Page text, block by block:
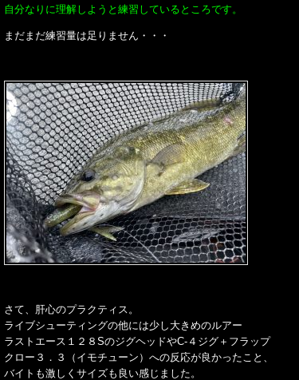
自分なりに理解しようと練習しているところです。
まだまだ練習量は足りません・・・
さて、肝心のプラクティス。
ライブシューティングの他には少し大きめのルアー
ラストエース１２８SのジグヘッドやC-４ジグ＋フラップ
クロー３．３（イモチューン）への反応が良かったこと、
バイトも激しくサイズも良い感じました。